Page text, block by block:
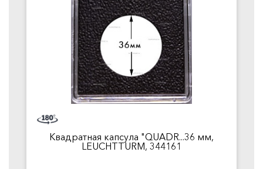
Квадратная капсула "QUADR...36 мм,
LEUCHTTURM, 344161